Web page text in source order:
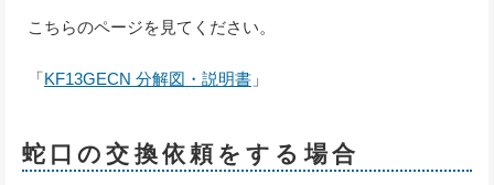
こちらのページを見てください。
「KF13GECN 分解図・説明書 」
蛇口の交換依頼をする場合